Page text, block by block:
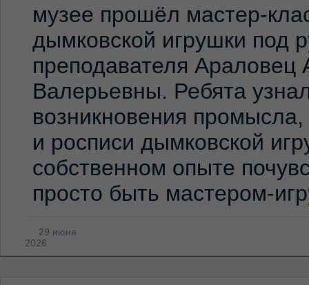
музее прошёл мастер-
дымковской игрушки под
преподавателя Араловец
Валерьевны. Ребята
возникновения
и росписи дымковской
собственном опыте
просто быть мастером-
29 июня
2026